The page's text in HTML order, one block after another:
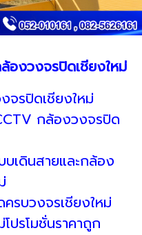
องวงจรปิดเชียงใหม่
จรปิดเชียงใหม่
กล้องวงจรปิด
เดินสายและกล้อง
รบวงจรเชียงใหม่
ปรโมชั่นราคาถูก